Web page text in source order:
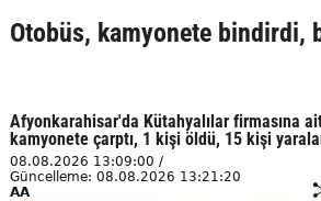
Otobüs, kamyonete bindirdi,
Afyonkarahisar'da Kütahyalılar firmasına
kamyonete çarptı, 1 kişi öldü, 15 kişi
08.08.2026 13:09:00 /
Güncelleme: 08.08.2026 13:21:20
AA